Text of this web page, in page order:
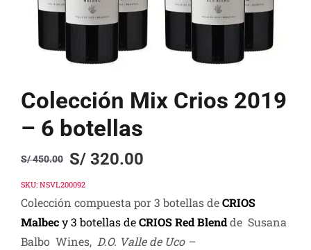
Colección Mix Crios 2019
– 6 botellas
S/450.00
Original
price
was:
S/ 450.00.
S/320.00
Current
price
is:
S/ 320.00.
SKU: NSVL200092
Colección compuesta por 3 botellas deCRIOS
Malbecy 3 botellas deCRIOS Red Blendde Susana
Balbo Wines, D.O. Valle de Uco –